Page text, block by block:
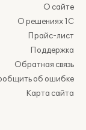
О сайте
О решениях 1С
Прайс-лист
Поддержка
Обратная связь
об ошибке
Карта сайта